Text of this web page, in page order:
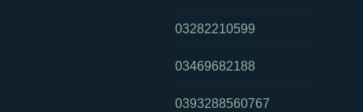
03282210599
03469682188
0393288560767